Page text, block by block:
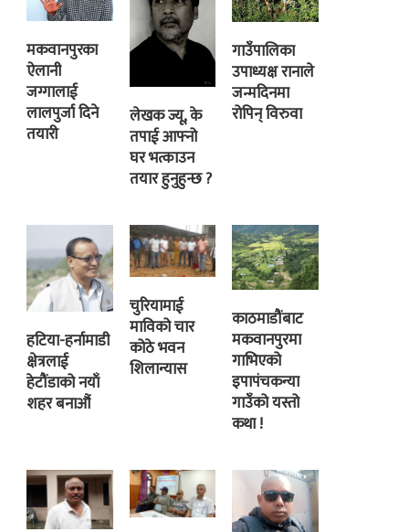
मकवानपुरका
ऐलानी
जग्गालाई
लालपुर्जा दिने
तयारी
लेखक ज्यू, के
तपाई आफ्नो
घर भत्काउन
तयार हुनुहुन्छ ?
गाउँपालिका
उपाध्यक्ष रानाले
जन्मदिनमा
रोपिन् विरुवा
हटिया-हर्नामाडी
क्षेत्रलाई
हेटौंडाको नयाँ
शहर बनाऔं
चुरियामाई
माविको चार
कोठे भवन
शिलान्यास
काठमाडौंबाट
मकवानपुरमा
गाभिएको
इपापंचकन्या
गाउँको यस्तो
कथा !